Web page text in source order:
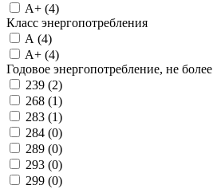
A+ (4)
Класс энергопотребления
A (4)
A+ (4)
Годовое энергопотребление, не более
239 (2)
268 (1)
283 (1)
284 (0)
289 (0)
293 (0)
299 (0)